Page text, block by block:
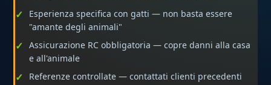
Esperienza specifica con gatti — non basta essere
"amante degli animali"
Assicurazione RC obbligatoria — copre danni alla casa
e all'animale
Referenze controllate — contattati clienti precedenti